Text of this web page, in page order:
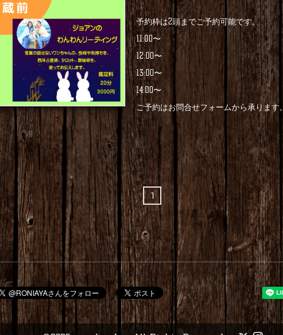
予約枠は2頭までご予約可能です。
11:00〜
12:00〜
13:00〜
14:00〜
ご予約はお問合せフォームから承ります。
1